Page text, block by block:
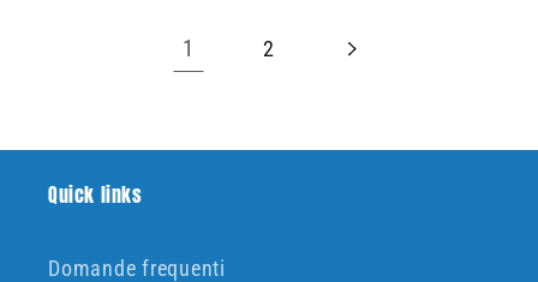
1 2
Quick links
Domande frequenti